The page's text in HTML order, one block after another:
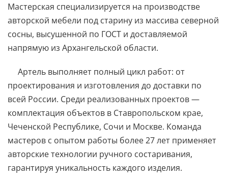
Мастерская специализируется на производстве
авторской мебели под старину из массива северной
сосны, высушенной по ГОСТ и доставляемой
напрямую из Архангельской области.
Артель выполняет полный цикл работ: от
проектирования и изготовления до доставки по
всей России. Среди реализованных проектов —
комплектация объектов в Ставропольском крае,
Чеченской Республике, Сочи и Москве. Команда
мастеров с опытом работы более 27 лет применяет
авторские технологии ручного состаривания,
гарантируя уникальность каждого изделия.